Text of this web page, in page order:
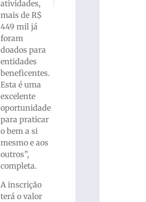
atividades,
mais de R$
449 mil já
foram
doados para
entidades
beneficentes.
Esta é uma
excelente
oportunidade
para praticar
o bem a si
mesmo e aos
outros”,
completa.
A inscrição
terá o valor